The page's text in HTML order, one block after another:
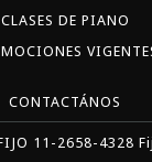
CLASES DE PIANO
CONTACTÁNOS
FIJO 11-2658-4328